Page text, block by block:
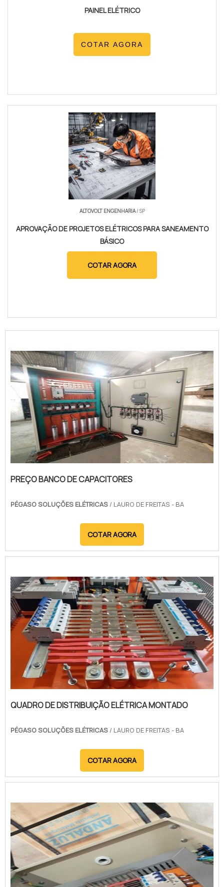
PAINEL ELÉTRICO
COTAR AGORA
ALTOVOLT ENGENHARIA/ SP
APROVAÇÃO DE PROJETOS ELÉTRICOS PARA SANEAMENTO
BÁSICO
COTAR AGORA
PREÇO BANCO DE CAPACITORES
PÉGASO SOLUÇÕES ELÉTRICAS / LAURO DE FREITAS - BA
COTAR AGORA
QUADRO DE DISTRIBUIÇÃO ELÉTRICA MONTADO
PÉGASO SOLUÇÕES ELÉTRICAS / LAURO DE FREITAS - BA
COTAR AGORA